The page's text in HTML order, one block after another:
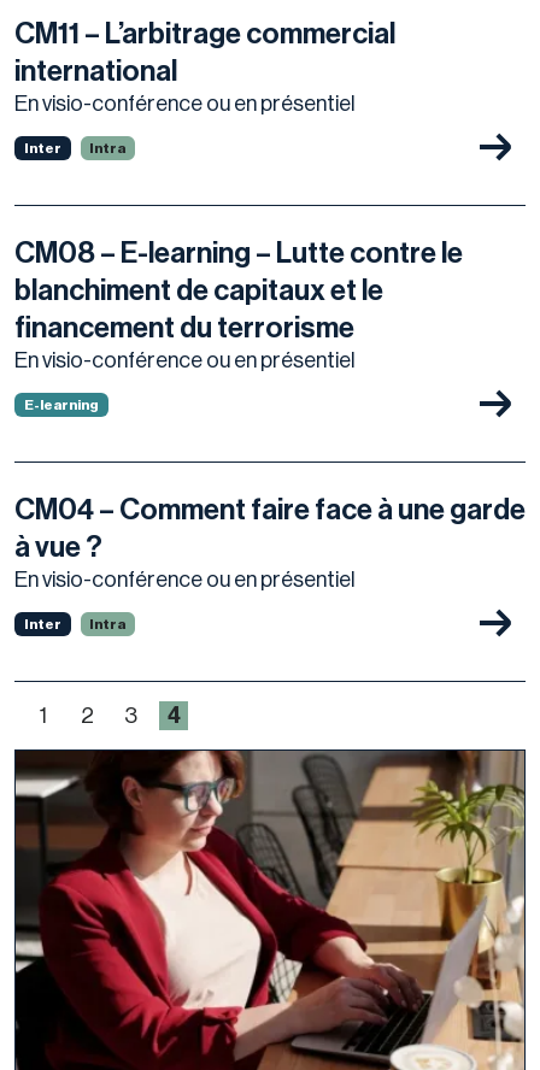
CM11 – L’arbitrage commercial
international
En visio-conférence ou en présentiel
Inter Intra
CM08 – E-learning – Lutte contre le
blanchiment de capitaux et le
financement du terrorisme
En visio-conférence ou en présentiel
E-learning
CM04 – Comment faire face à une garde
à vue ?
En visio-conférence ou en présentiel
Inter Intra
1 2 3 4